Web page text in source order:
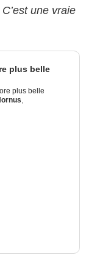
une vraie
plus belle
plus belle